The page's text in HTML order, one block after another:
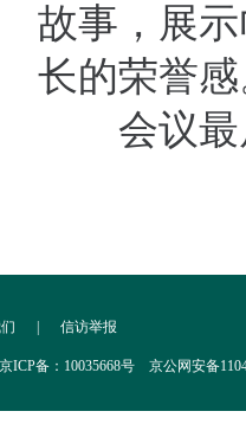
故事，展
长的荣誉
会议最后
信访举报
备：10035668号 京公网安备